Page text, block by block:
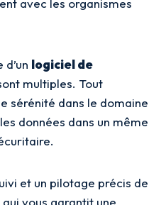
avec les organismes
logiciel de
multiples. Tout
sérénité dans le domaine
données dans un même
et un pilotage précis de
vous garantit une